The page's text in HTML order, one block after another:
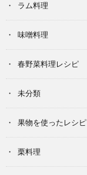
ラム料理
味噌料理
春野菜料理レシピ
未分類
果物を使ったレシピ
栗料理